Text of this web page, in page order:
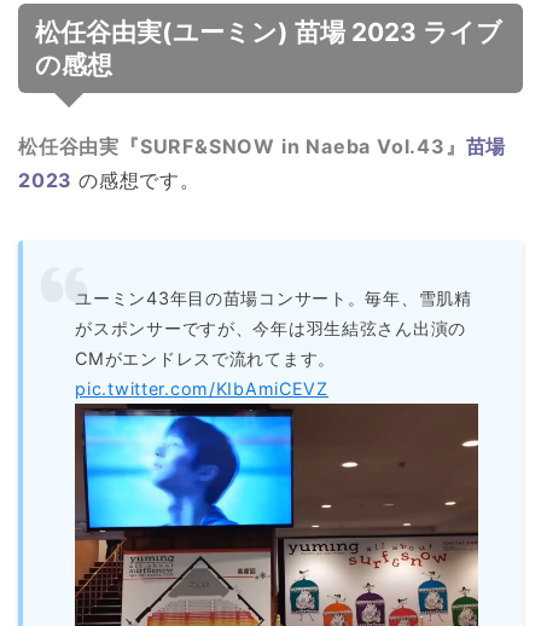
松任谷由実(ユーミン) 苗場 2023 ライブ
の感想
松任谷由実 『SURF&SNOW in Naeba Vol.43』 苗場
2023 の感想です。
ユーミン43年目の苗場コンサート。毎年、雪肌精
がスポンサーですが、今年は羽生結弦さん出演の
CMがエンドレスで流れてます。
pic.twitter.com/KIbAmiCEVZ